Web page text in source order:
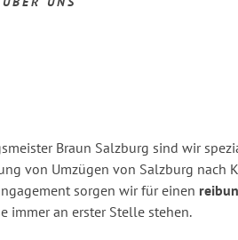
Braun Salzburg sind wir
von Umzügen von Salzburg nach
sorgen wir für einen
immer an erster Stelle stehen.